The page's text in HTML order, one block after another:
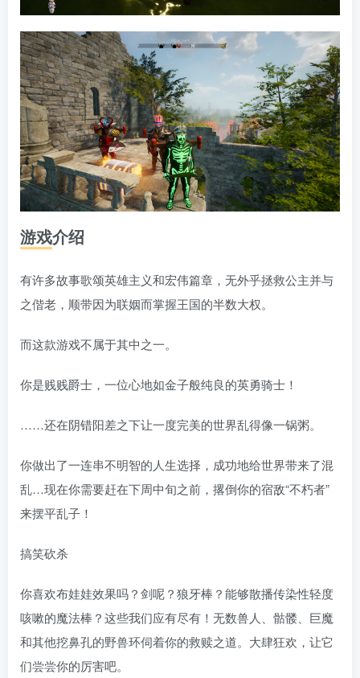
游戏介绍
有许多故事歌颂英雄主义和宏伟篇章，无外乎拯救公主并与
之偕老，顺带因为联姻而掌握王国的半数大权。
而这款游戏不属于其中之一。
你是贱贱爵士，一位心地如金子般纯良的英勇骑士！
……还在阴错阳差之下让一度完美的世界乱得像一锅粥。
你做出了一连串不明智的人生选择，成功地给世界带来了混
乱…现在你需要赶在下周中旬之前，撂倒你的宿敌“不朽者”
来摆平乱子！
搞笑砍杀
你喜欢布娃娃效果吗？剑呢？狼牙棒？能够散播传染性轻度
咳嗽的魔法棒？这些我们应有尽有！无数兽人、骷髅、巨魔
和其他挖鼻孔的野兽环伺着你的救赎之道。大肆狂欢，让它
们尝尝你的厉害吧。